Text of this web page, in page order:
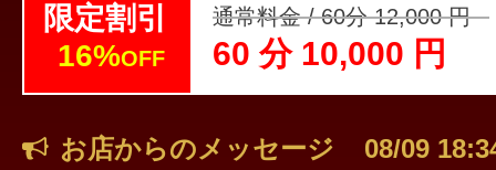
限定割引
16%OFF
通常料金 / 60分 12,000 円
60 分 10,000 円
お店からのメッセージ 08/09